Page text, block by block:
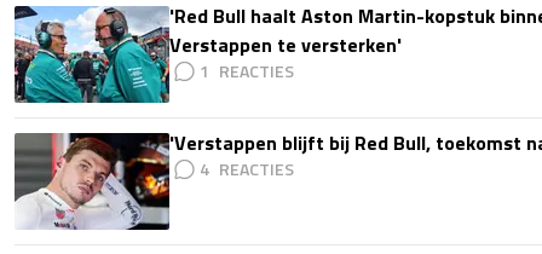
'Red Bull haalt Aston Martin-kopstuk
Verstappen te versterken'
1
'Verstappen blijft bij Red Bull, toekomst
4